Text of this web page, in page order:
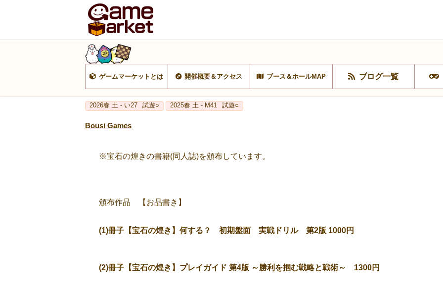
ゲームマーケットとは 開催概要＆アクセス ブース＆ホールMAP ブログ一覧
2026春 土 - い27 試遊○ 2025春 土 - M41 試遊○
Bousi Games
※宝石の煌きの書籍(同人誌)を頒布しています。
頒布作品 【お品書き】
(1)冊子【宝石の煌き】何する？ 初期盤面 実戦ドリル 第2版 1000円
(2)冊子【宝石の煌き】プレイガイド 第4版 ～勝利を掴む戦略と戦術～ 1300円